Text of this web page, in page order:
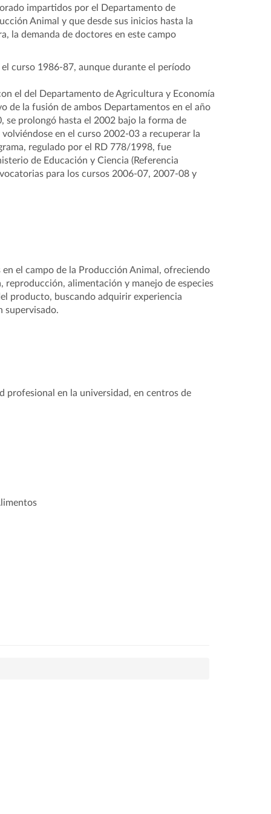
impartidos por el Departamento de
Animal y que desde sus inicios hasta la
la demanda de doctores en este campo
curso 1986-87, aunque durante el período
el del Departamento de Agricultura y Economía
de la fusión de ambos Departamentos en el año
se prolongó hasta el 2002 bajo la forma de
en el curso 2002-03 a recuperar la
regulado por el RD 778/1998, fue
de Educación y Ciencia (Referencia
para los cursos 2006-07, 2007-08 y
el campo de la Producción Animal, ofreciendo
alimentación y manejo de especies
producto, buscando adquirir experiencia
supervisado.
profesional en la universidad, en centros de